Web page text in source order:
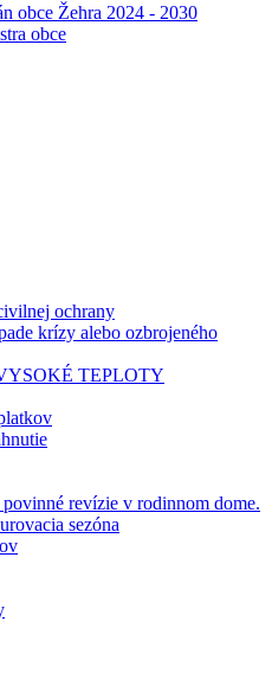
obce Žehra 2024 - 2030
obce
ochrany
krízy alebo ozbrojeného
TEPLOTY
povinné revízie v rodinnom dome.
sezóna